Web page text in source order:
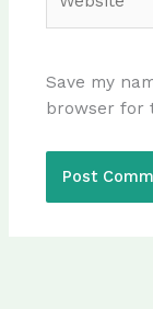
Save my
browser for